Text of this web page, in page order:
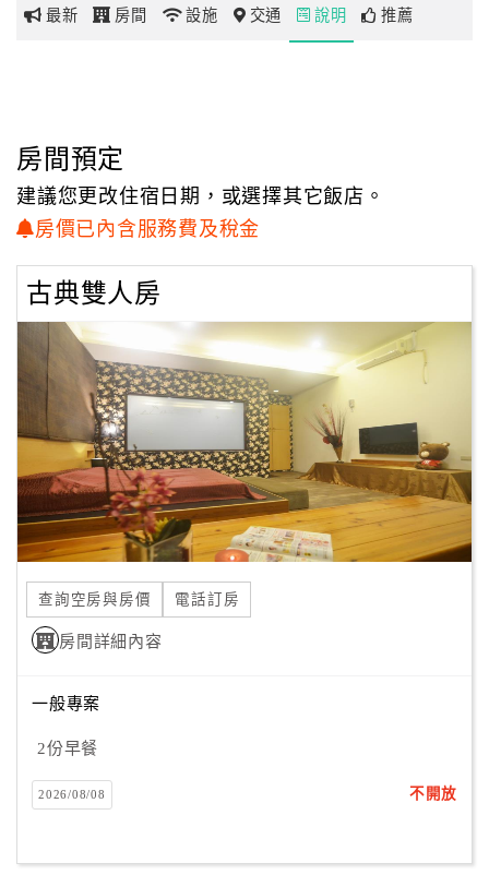
玩
地
圖
顧
務
滿
度
訂
單
管
理
員
戶
客
最新 房間 設施 交通 說明 推薦
房間預定
建議您更改住宿日期，或選擇其它飯店。
房價已內含服務費及稅金
古典雙人房
查詢空房與房價 電話訂房
房間詳細內容
一般專案
2份早餐
2026/08/08 不開放